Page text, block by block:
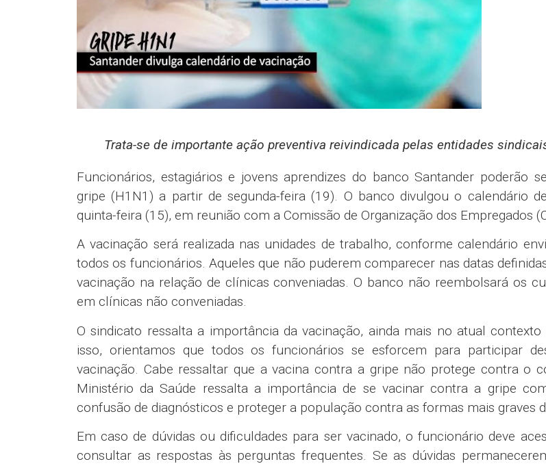
Trata-se de importante ação preventiva reivindicada pelas entidades
Funcionários, estagiários e jovens aprendizes do banco Santander poderão
gripe (H1N1) a partir de segunda-feira (19). O banco divulgou o calendário
quinta-feira (15), em reunião com a Comissão de Organização dos Empregados
A vacinação será realizada nas unidades de trabalho, conforme calendário
todos os funcionários. Aqueles que não puderem comparecer nas datas
vacinação na relação de clínicas conveniadas. O banco não reembolsará os
em clínicas não conveniadas.
O sindicato ressalta a importância da vacinação, ainda mais no atual
isso, orientamos que todos os funcionários se esforcem para participar
vacinação. Cabe ressaltar que a vacina contra a gripe não protege contra o
Ministério da Saúde ressalta a importância de se vacinar contra a gripe
confusão de diagnósticos e proteger a população contra as formas mais graves
Em caso de dúvidas ou dificuldades para ser vacinado, o funcionário deve
consultar as respostas às perguntas frequentes. Se as dúvidas